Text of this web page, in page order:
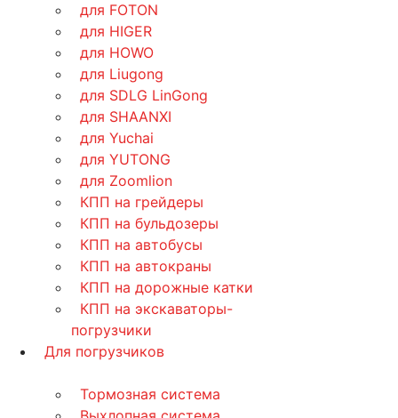
для FOTON
для HIGER
для HOWO
для Liugong
для SDLG LinGong
для SHAANXI
для Yuchai
для YUTONG
для Zoomlion
КПП на грейдеры
КПП на бульдозеры
КПП на автобусы
КПП на автокраны
КПП на дорожные катки
КПП на экскаваторы-
погрузчики
Для погрузчиков
Тормозная система